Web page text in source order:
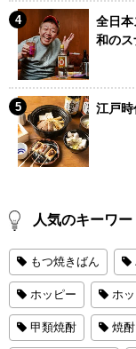
全日
和のス
江戸
人気のキーワー
もつ焼きばん
ホッピー ホ
甲類焼酎 焼酎